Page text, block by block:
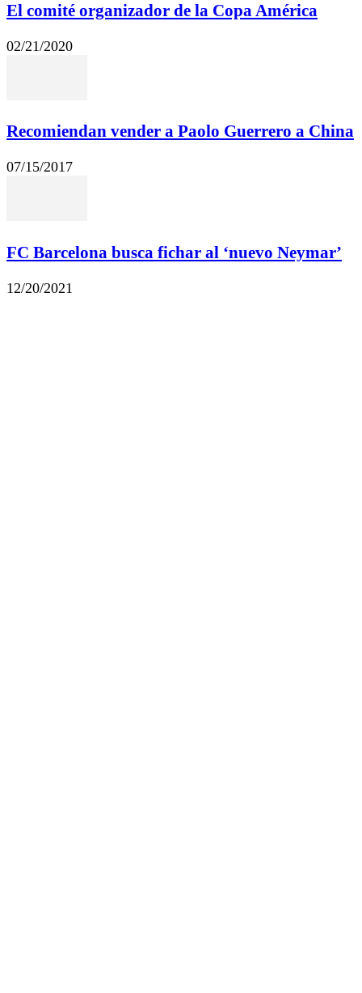
El comité organizador de la Copa América
02/21/2020
Recomiendan vender a Paolo Guerrero a China
07/15/2017
FC Barcelona busca fichar al ‘nuevo Neymar’
12/20/2021